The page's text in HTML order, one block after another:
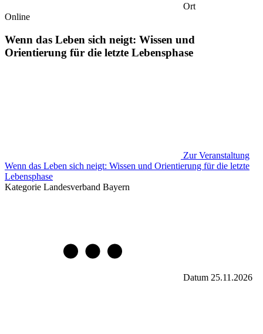
Ort
Online
Wenn das Leben sich neigt: Wissen und
Orientierung für die letzte Lebensphase
Zur Veranstaltung
Wenn das Leben sich neigt: Wissen und Orientierung für die letzte
Lebensphase
Kategorie Landesverband Bayern
Datum 25.11.2026